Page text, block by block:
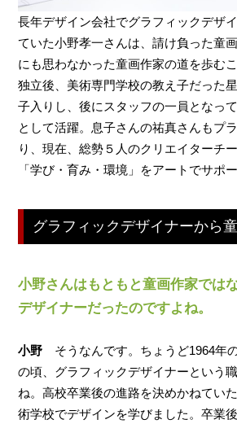
長年デザイン会社でグラフィックデザ
ていた小野孝一さんは、請け負った童
にも思わなかった童画作家の道を歩む
独立後、美術専門学校の教え子だった
子入りし、後にスタッフの一員となっ
として活躍。息子さんの祐真さんもプ
り、現在、総勢５人のクリエイターチ
「学び・育み・環境」をアートでサポ
グラフィックデザイナーから
小野さんはもともと童画作家では
デザイナーだったのですよね。
小野 そうなんです。ちょうど1964年
の頃、グラフィックデザイナーという
ね。高校卒業後の進路を決めかねてい
術学校でデザインを学びました。卒業